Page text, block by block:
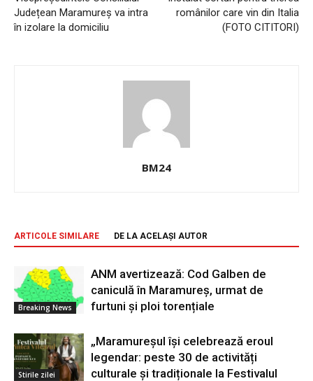
Județean Maramureș va intra
în izolare la domiciliu
românilor care vin din Italia
(FOTO CITITORI)
BM24
ARTICOLE SIMILARE DE LA ACELAȘI AUTOR
Breaking News
ANM avertizează: Cod Galben de
caniculă în Maramureș, urmat de
furtuni și ploi torențiale
Stirile zilei
„Maramureșul își celebrează eroul
legendar: peste 30 de activități
culturale și tradiționale la Festivalul